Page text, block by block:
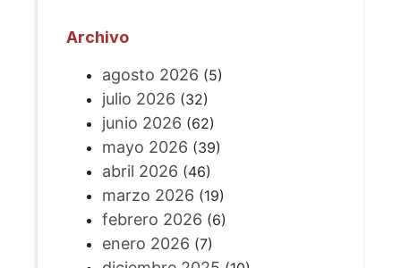
Archivo
agosto 2026 (5)
julio 2026 (32)
junio 2026 (62)
mayo 2026 (39)
abril 2026 (46)
marzo 2026 (19)
febrero 2026 (6)
enero 2026 (7)